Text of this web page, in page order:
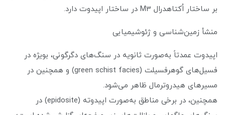
بر ساختار اُکتاهدرال M3 در ساختار اپیدوت دارد.
منشأ زمین‌شناسی و ژئوشیمیایی
اپیدوت عمدتاً به‌صورت ثانویه در سنگ‌های دگرگونی، بویژه در
فسیل‌های گوهرفسیلت (green schist facies) و همچنین در
مسیرهای هیدروترمال ظاهر می‌شود.
همچنین، در برخی مناطق به‌صورت اپیدوته (epidosite) در